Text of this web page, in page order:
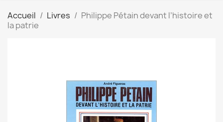
Accueil Livres
Philippe Pétain devant l’histoire et
la patrie